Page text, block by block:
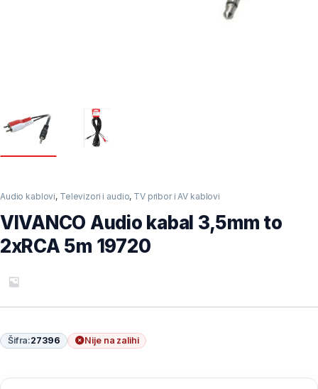
Audio kablovi, Televizori i audio, TV pribor i AV kablovi
VIVANCO Audio kabal 3,5mm to
2xRCA 5m 19720
Šifra:27396 Nije na zalihi